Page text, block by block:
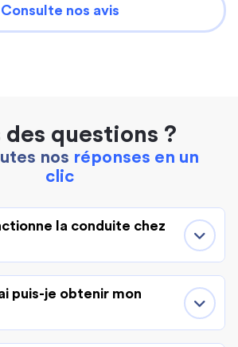
Consulte nos avis
des questions ?
nos réponses en un
clic
la conduite chez
puis-je obtenir mon